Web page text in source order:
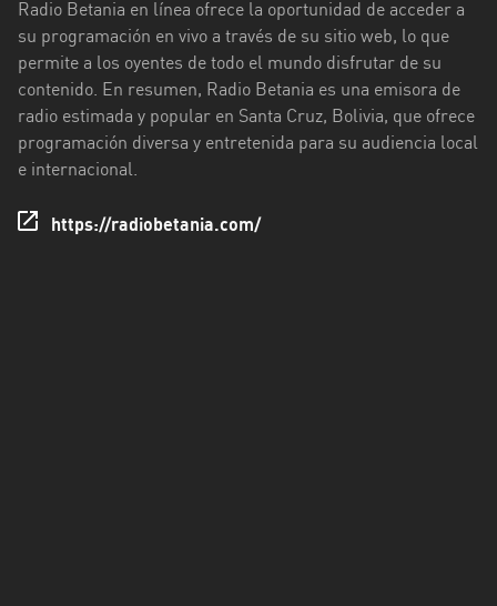
Radio Betania en línea ofrece la oportunidad de acceder a
su programación en vivo a través de su sitio web, lo que
permite a los oyentes de todo el mundo disfrutar de su
contenido. En resumen, Radio Betania es una emisora de
radio estimada y popular en Santa Cruz, Bolivia, que ofrece
programación diversa y entretenida para su audiencia local
e internacional.
https://radiobetania.com/